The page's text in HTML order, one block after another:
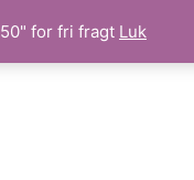
for fri fragt Luk